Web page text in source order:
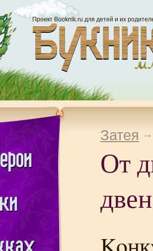
Проект Booknik.ru для детей и их
Затея
От